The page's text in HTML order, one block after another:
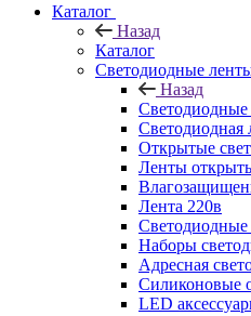
Каталог
Назад
Каталог
Светодиодные
Назад
Светодиодная
Открытые
Ленты
Лента 220в
Наборы
Адресная
Силиконовые
LED